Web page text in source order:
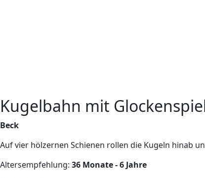
Kugelbahn mit
Beck
Auf vier hölzernen Schienen rollen die Kugeln hinab
Altersempfehlung: 36 Monate - 6 Jahre